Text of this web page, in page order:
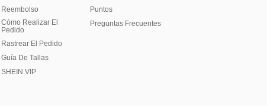
Reembolso
Cómo Realizar El
Pedido
Rastrear El Pedido
Guía De Tallas
SHEIN VIP
Puntos
Preguntas Frecuentes